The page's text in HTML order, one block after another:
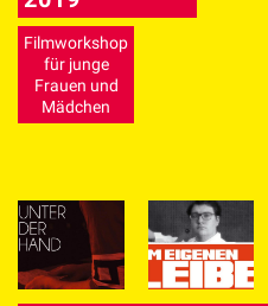
Filmworkshop
für junge
Frauen und
Mädchen